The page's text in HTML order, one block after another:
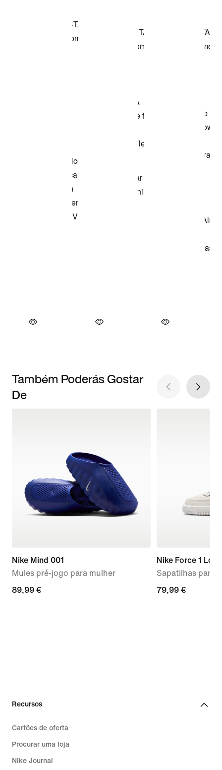
Também Poderás Gostar
De
Nike Mind 001
Mules pré-jogo para mulher
89,99
89,99 €
Nike Force 1 Low
Sapatilhas para
79,99
79,99 €
Recursos
Cartões de oferta
Procurar uma loja
Nike Journal